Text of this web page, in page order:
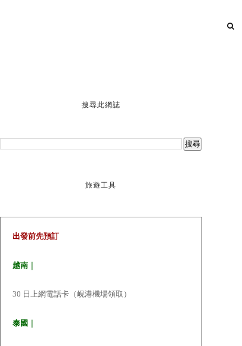
搜尋此網誌
旅遊工具
出發前先預訂
越南｜
30 日上網電話卡（峴港機場領取）
泰國｜